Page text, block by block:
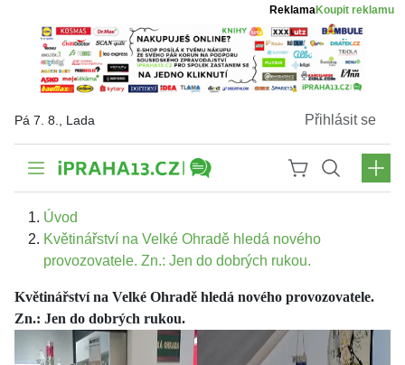
ReklamaKoupit reklamu
Pá 7. 8., Lada Přihlásit se
Úvod
Květinářství na Velké Ohradě hledá nového
provozovatele. Zn.: Jen do dobrých rukou.
Květinářství na Velké Ohradě hledá nového provozovatele.
Zn.: Jen do dobrých rukou.